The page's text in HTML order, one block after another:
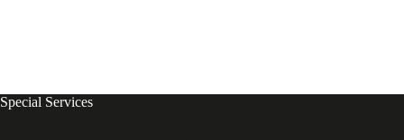
Special Services